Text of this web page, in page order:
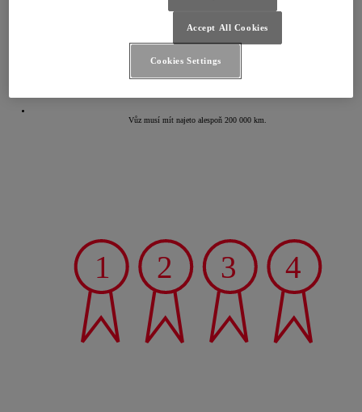
Vůz musí mít najeto alespoň 200 000 km.
Accept All Cookies
Cookies Settings